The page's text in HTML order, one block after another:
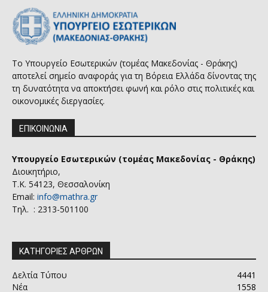
Το Υπουργείο Εσωτερικών (τομέας Μακεδονίας - Θράκης)
αποτελεί σημείο αναφοράς για τη Βόρεια Ελλάδα δίνοντας της
τη δυνατότητα να αποκτήσει φωνή και ρόλο στις πολιτικές και
οικονομικές διεργασίες.
ΕΠΙΚΟΙΝΩΝΙΑ
Υπουργείο Εσωτερικών (τομέας Μακεδονίας - Θράκης)
Διοικητήριο,
Τ.Κ. 54123, Θεσσαλονίκη
Email: info@mathra.gr
Τηλ. : 2313-501100
ΚΑΤΗΓΟΡΙΕΣ ΑΡΘΡΩΝ
Δελτία Τύπου
4441
Νέα
1558